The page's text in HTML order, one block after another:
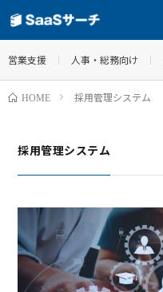
営業支援 人事・総務向け
HOME 採用管理システム
採用管理システム